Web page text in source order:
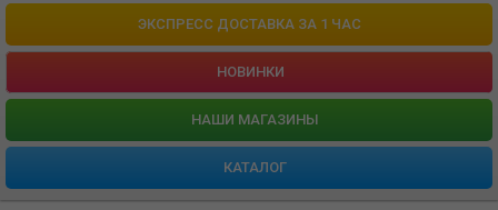
ЭКСПРЕСС ДОСТАВКА ЗА 1 ЧАС
НОВИНКИ
HАШИ МАГАЗИНЫ
КАТАЛОГ